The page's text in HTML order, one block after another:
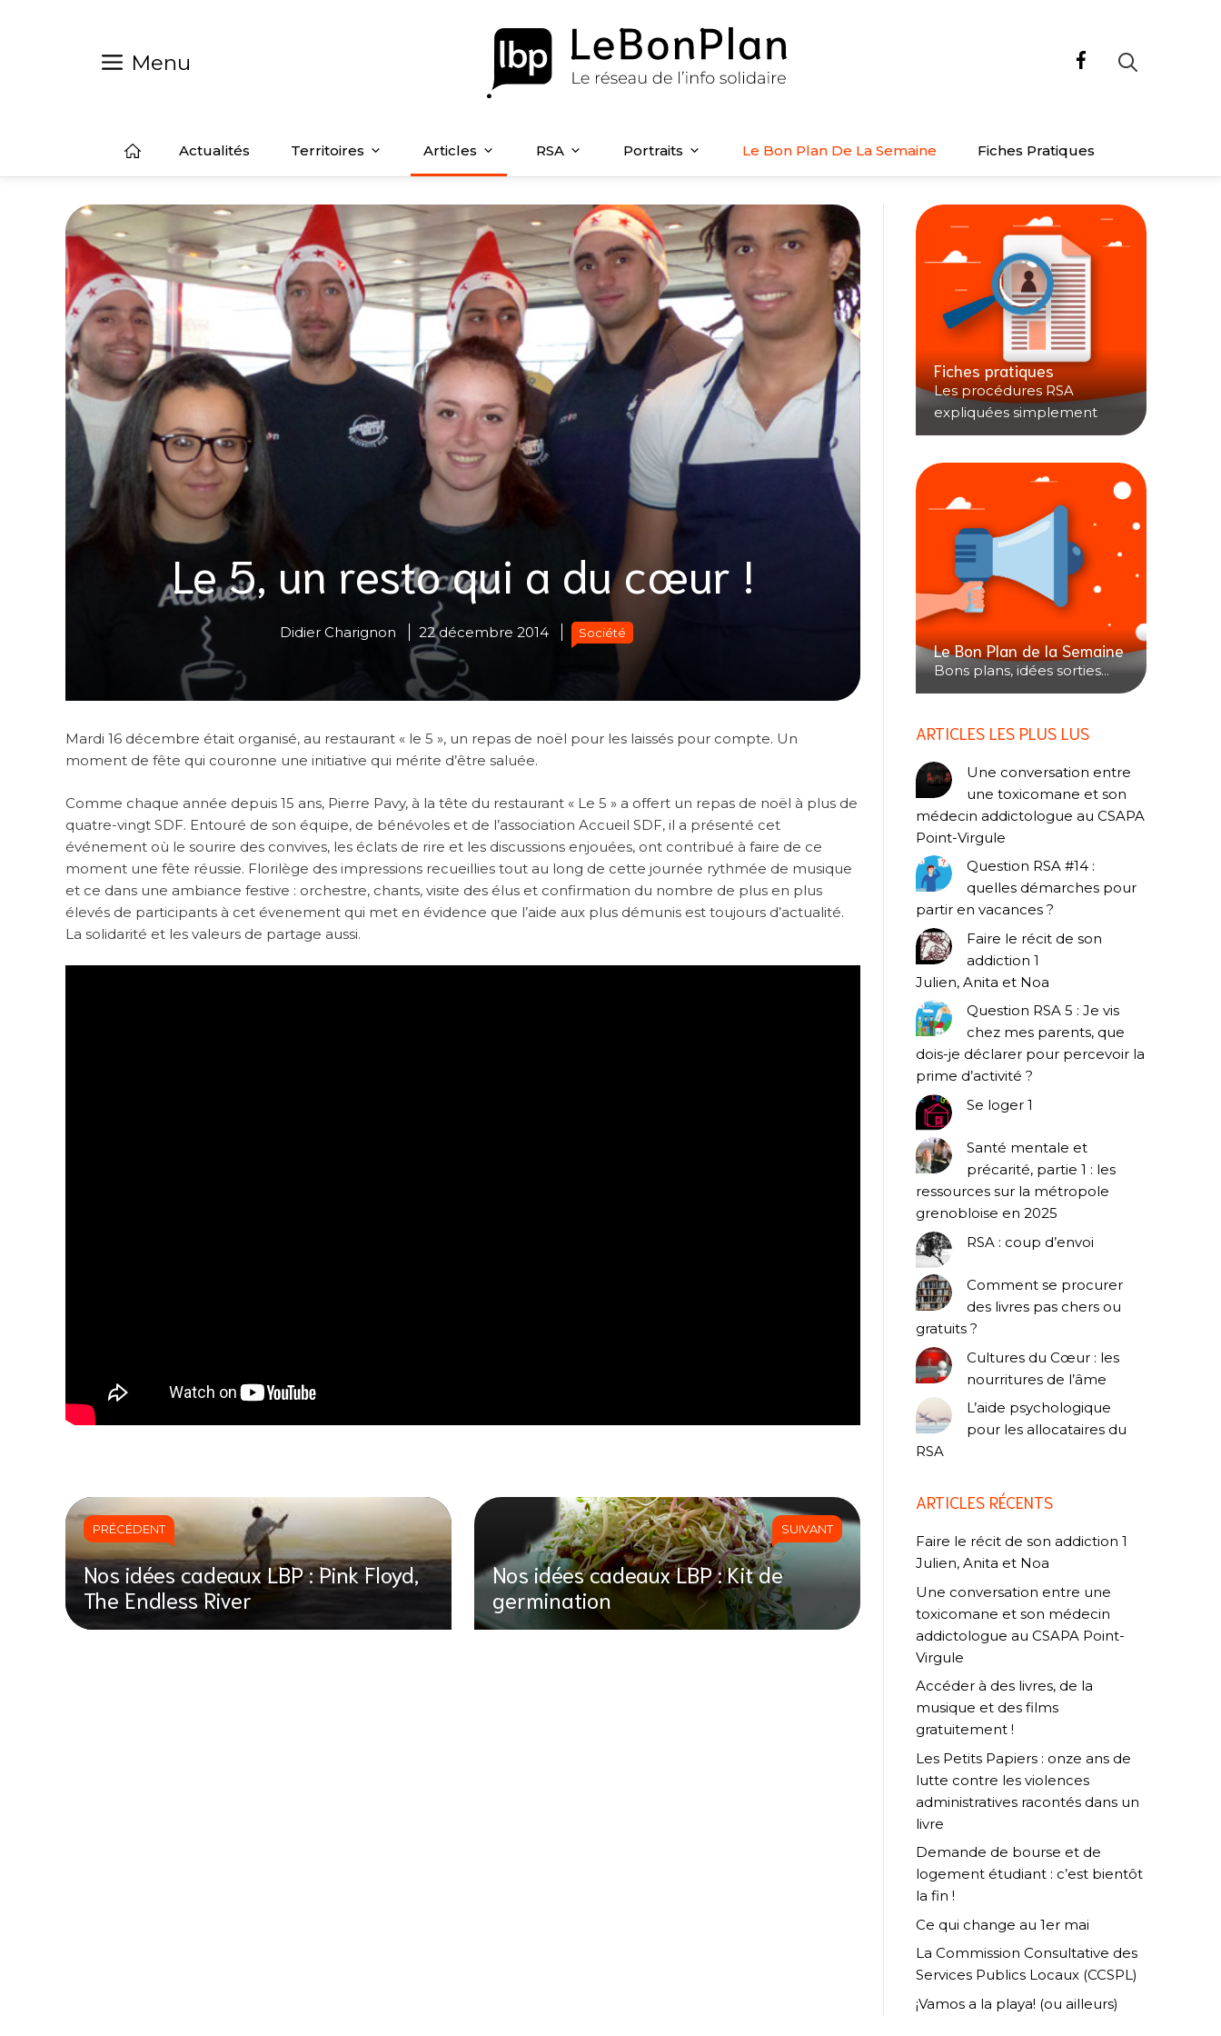
Menu
Actualités Territoires Articles RSA Portraits Le Bon Plan De La Semaine Fiches Pratiques
Le 5, un resto qui a du cœur !
Didier Charignon 22 décembre 2014 Société
Mardi 16 décembre était organisé, au restaurant « le 5 », un repas de noël pour les laissés pour compte. Un
moment de fête qui couronne une initiative qui mérite d’être saluée.
Comme chaque année depuis 15 ans, Pierre Pavy, à la tête du restaurant « Le 5 » a offert un repas de noël à plus de
quatre-vingt SDF. Entouré de son équipe, de bénévoles et de l’association Accueil SDF, il a présenté cet
événement où le sourire des convives, les éclats de rire et les discussions enjouées, ont contribué à faire de ce
moment une fête réussie. Florilège des impressions recueillies tout au long de cette journée rythmée de musique
et ce dans une ambiance festive : orchestre, chants, visite des élus et confirmation du nombre de plus en plus
élevés de participants à cet évenement qui met en évidence que l’aide aux plus démunis est toujours d’actualité.
La solidarité et les valeurs de partage aussi.
PRÉCÉDENT
Nos idées cadeaux LBP : Pink Floyd,
The Endless River
SUIVANT
Nos idées cadeaux LBP : Kit de
germination
Fiches pratiques
Les procédures RSA
expliquées simplement
Le Bon Plan de la Semaine
Bons plans, idées sorties...
ARTICLES LES PLUS LUS
Une conversation entre
une toxicomane et son
médecin addictologue au CSAPA
Point-Virgule
Question RSA #14 :
quelles démarches pour
partir en vacances ?
Faire le récit de son
addiction 1
Julien, Anita et Noa
Question RSA 5 : Je vis
chez mes parents, que
dois-je déclarer pour percevoir la
prime d’activité ?
Se loger 1
Santé mentale et
précarité, partie 1 : les
ressources sur la métropole
grenobloise en 2025
RSA : coup d’envoi
Comment se procurer
des livres pas chers ou
gratuits ?
Cultures du Cœur : les
nourritures de l’âme
L’aide psychologique
pour les allocataires du
RSA
ARTICLES RÉCENTS
Faire le récit de son addiction 1
Julien, Anita et Noa
Une conversation entre une
toxicomane et son médecin
addictologue au CSAPA Point-
Virgule
Accéder à des livres, de la
musique et des films
gratuitement !
Les Petits Papiers : onze ans de
lutte contre les violences
administratives racontés dans un
livre
Demande de bourse et de
logement étudiant : c’est bientôt
la fin !
Ce qui change au 1er mai
La Commission Consultative des
Services Publics Locaux (CCSPL)
¡Vamos a la playa! (ou ailleurs)